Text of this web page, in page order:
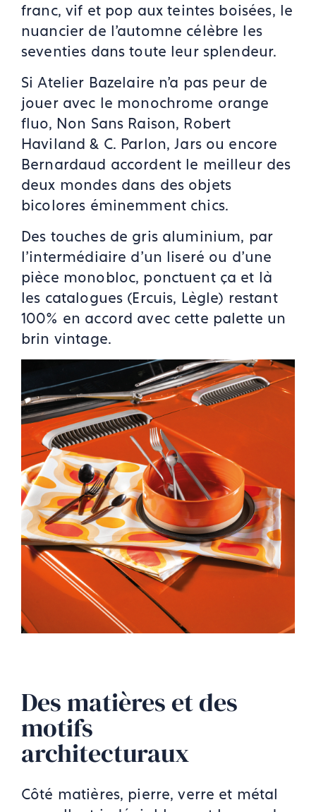
franc, vif et pop aux teintes boisées, le
nuancier de l’automne célèbre les
seventies dans toute leur splendeur.
Si Atelier Bazelaire n’a pas peur de
jouer avec le monochrome orange
fluo, Non Sans Raison, Robert
Haviland & C. Parlon, Jars ou encore
Bernardaud accordent le meilleur des
deux mondes dans des objets
bicolores éminemment chics.
Des touches de gris aluminium, par
l’intermédiaire d’un liseré ou d’une
pièce monobloc, ponctuent ça et là
les catalogues (Ercuis, Lègle) restant
100% en accord avec cette palette un
brin vintage.
Des matières et des
motifs
architecturaux
Côté matières, pierre, verre et métal